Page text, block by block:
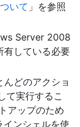
いて 」を参照
Server 2008
している必要
どのアクショ
て実行するこ
アップのため
ンシェルを使